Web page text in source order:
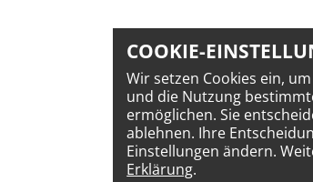
COOKIE-
Wir setzen Cookies ein,
und die Nutzung
ermöglichen. Sie
ablehnen. Ihre
Einstellungen ändern.
Erklärung.